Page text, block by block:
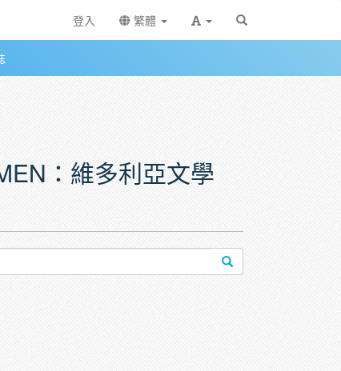
登入 繁體
性與速度科技
：維多利亞文學